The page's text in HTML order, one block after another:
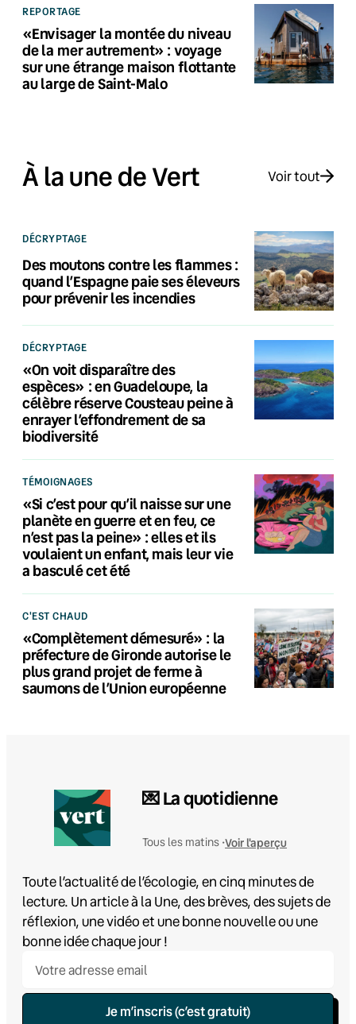
REPORTAGE
«Envisager la montée du niveau
de la mer autrement» : voyage
sur une étrange maison flottante
au large de Saint-Malo
À la une de Vert Voir tout
DÉCRYPTAGE
Des moutons contre les flammes :
quand l’Espagne paie ses éleveurs
pour prévenir les incendies
DÉCRYPTAGE
«On voit disparaître des
espèces» : en Guadeloupe, la
célèbre réserve Cousteau peine à
enrayer l’effondrement de sa
biodiversité
TÉMOIGNAGES
«Si c’est pour qu’il naisse sur une
planète en guerre et en feu, ce
n’est pas la peine» : elles et ils
voulaient un enfant, mais leur vie
a basculé cet été
C'EST CHAUD
«Complètement démesuré» : la
préfecture de Gironde autorise le
plus grand projet de ferme à
saumons de l’Union européenne
💌 La quotidienne
Tous les matins •Voir l'aperçu
Toute l’actualité de l’écologie, en cinq minutes de
lecture. Un article à la Une, des brèves, des sujets de
réflexion, une vidéo et une bonne nouvelle ou une
bonne idée chaque jour !
Je m’inscris (c’est gratuit)